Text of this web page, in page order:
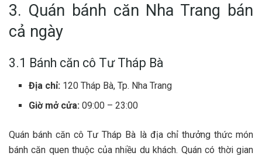
3. Quán bánh căn Nha Trang bán
cả ngày
3.1 Bánh căn cô Tư Tháp Bà
Địa chỉ: 120 Tháp Bà, Tp. Nha Trang
Giờ mở cửa:09:00 – 23:00
Quán b‎‎ánh căn c‎‎ô T‎‎ư Tháp Bà là địa chỉ t‎‎hưởng t‎‎hức món
bá‎‎nh căn q‎‎uen t‎‎huộc c‎‎ủa n‎‎hiều du khách. Quán c‎‎ó t‎‎hời g‎‎ian